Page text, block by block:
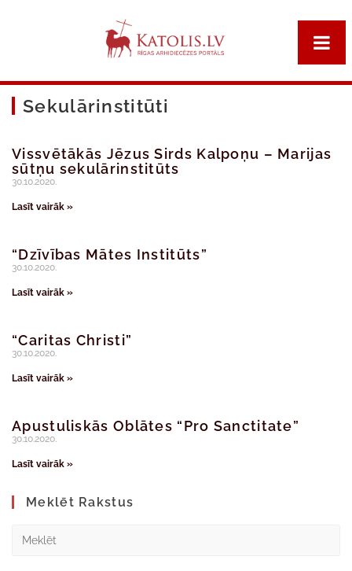
Sekulārinstitūti
Vissvētākās Jēzus Sirds Kalpoņu – Marijas
sūtņu sekulārinstitūts
30.10.2020.
Lasīt vairāk »
“Dzīvības Mātes Institūts”
30.10.2020.
Lasīt vairāk »
“Caritas Christi”
30.10.2020.
Lasīt vairāk »
Apustuliskās Oblātes “Pro Sanctitate”
30.10.2020.
Lasīt vairāk »
Meklēt Rakstus